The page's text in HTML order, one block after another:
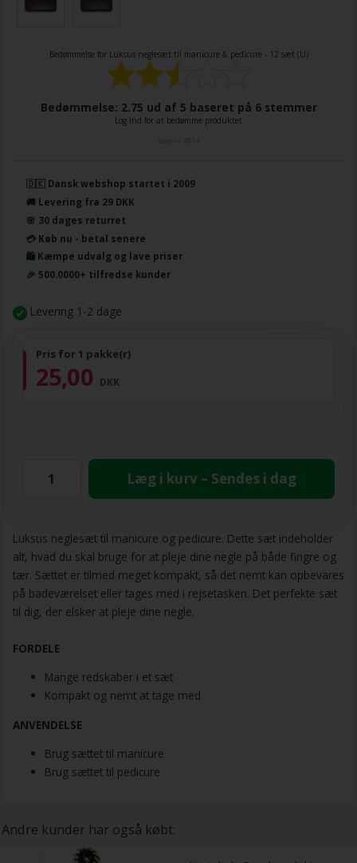
Bedømmelse for Luksus neglesæt til manicure & pedicure - 12 sæt (U)
Bedømmelse: 2.75 ud af 5 baseret på 6stemmer
Log ind for at bedømme produktet
🇩🇰 Dansk webshop startet i 2009
🚚 Levering fra 29 DKK
🌸 30 dages returret
💳 Køb nu - betal senere
🛍️ Kæmpe udvalg og lave priser
🎉 500.0000+ tilfredse kunder
Levering 1-2 dage
Pris for 1 pakke(r)
25,00 DKK
Læg i kurv – Sendes i dag
Luksus neglesæt til manicure og pedicure. Dette sæt indeholder
alt, hvad du skal bruge for at pleje dine negle på både fingre og
tær. Sættet er tilmed meget kompakt, så det nemt kan opbevares
på badeværelset eller tages med i rejsetasken. Det perfekte sæt
til dig, der elsker at pleje dine negle.
FORDELE
Mange redskaber i et sæt
Kompakt og nemt at tage med
ANVENDELSE
Brug sættet til manicure
Brug sættet til pedicure
Andre kunder har også købt: